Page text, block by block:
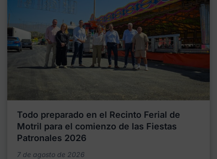
Todo preparado en el Recinto Ferial de
Motril para el comienzo de las Fiestas
Patronales 2026
7 de agosto de 2026